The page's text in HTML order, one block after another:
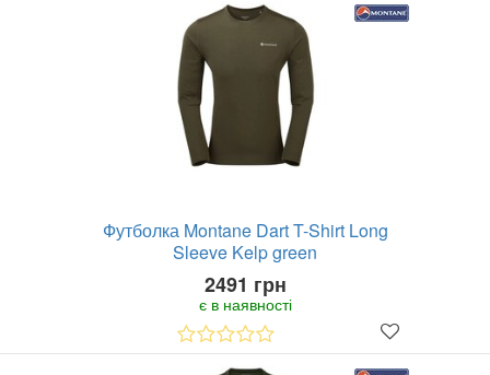
Футболка Montane Dart T-Shirt Long
Sleeve Kelp green
2491 грн
є в наявності